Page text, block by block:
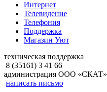
Интернет
Телевидение
Телефония
Поддержка
Магазин Уют
техническая поддержка
8 (35161) 3 41 66
администрация ООО «СКАТ»
написать письмо